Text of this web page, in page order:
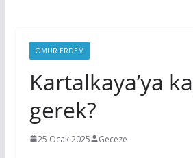
ÖMÜR ERDEM
Kartalkaya’ya
gerek?
25 Ocak 2025 Geceze